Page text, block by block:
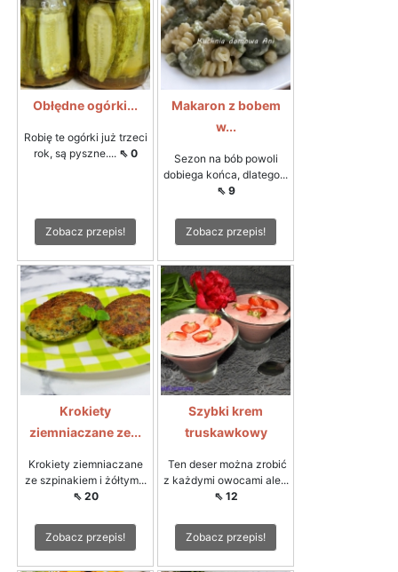
Obłędne ogórki...
Robię te ogórki już trzeci
rok, są pyszne.... ⇖ 0
Zobacz przepis!
Makaron z bobem
w...
Sezon na bób powoli
dobiega końca, dlatego...
⇖ 9
Zobacz przepis!
Krokiety
ziemniaczane ze...
Krokiety ziemniaczane
ze szpinakiem i żółtym...
⇖ 20
Zobacz przepis!
Szybki krem
truskawkowy
Ten deser można zrobić
z każdymi owocami ale...
⇖ 12
Zobacz przepis!